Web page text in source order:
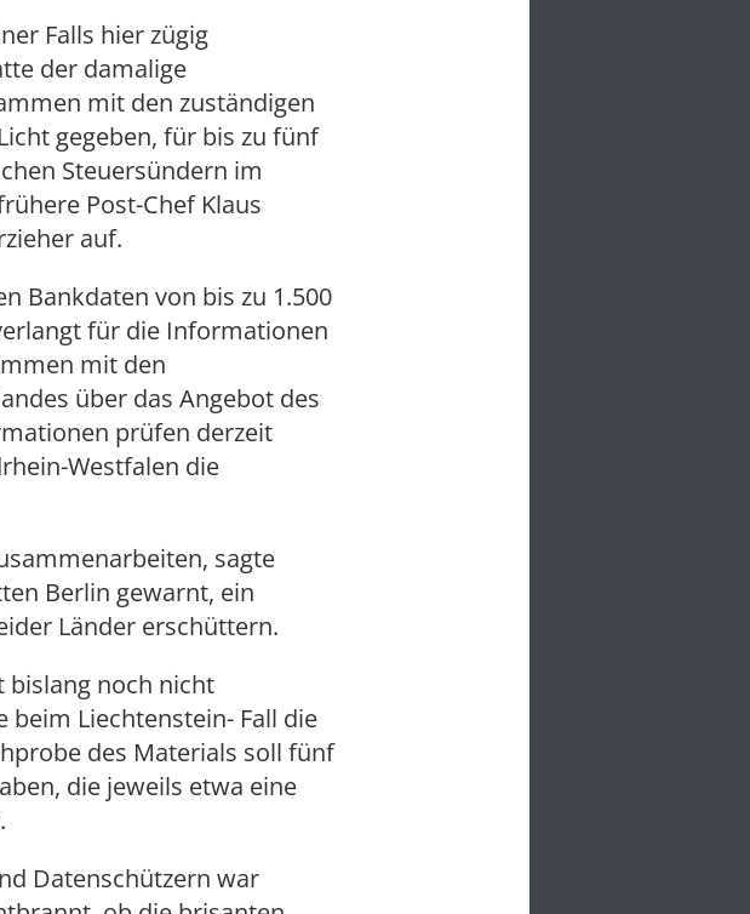
Falls hier zügig
der damalige
mit den zuständigen
gegeben, für bis zu fünf
Steuersündern im
Post-Chef Klaus
auf.
Bankdaten von bis zu 1.500
für die Informationen
mit den
über das Angebot des
prüfen derzeit
Westfalen die
sagte
Berlin gewarnt, ein
Länder erschüttern.
bislang noch nicht
beim Liechtenstein- Fall die
des Materials soll fünf
die jeweils etwa eine
Datenschützern war